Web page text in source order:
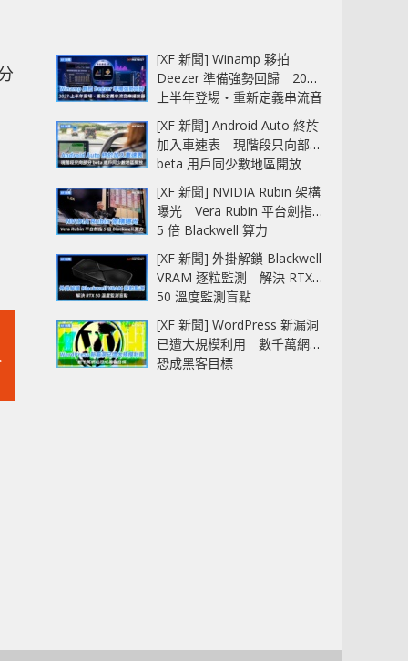
[XF 新聞] Winamp 夥拍
Deezer 準備強勢回歸 2027
上半年登場‧重新定義串流音
樂播放器
[XF 新聞] Android Auto 終於
加入車速表 現階段只向部分
beta 用戶同少數地區開放
[XF 新聞] NVIDIA Rubin 架構
曝光 Vera Rubin 平台劍指
5 倍 Blackwell 算力
[XF 新聞] 外掛解鎖 Blackwell
VRAM 逐粒監測 解決 RTX
50 溫度監測盲點
[XF 新聞] WordPress 新漏洞
已遭大規模利用 數千萬網站
恐成黑客目標